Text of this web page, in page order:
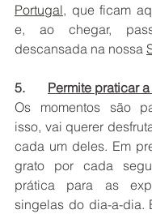
Portugal, que ficam
e, ao chegar,
descansada na nossa
5. Permite praticar
Os momentos são
isso, vai querer
cada um deles. Em
grato por cada
prática para as
singelas do dia-a-dia.